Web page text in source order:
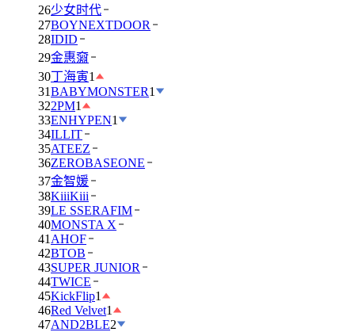
26少女时代
27BOYNEXTDOOR
28IDID
29金惠奫
30丁海寅1
31BABYMONSTER1
322PM1
33ENHYPEN1
34ILLIT
35ATEEZ
36ZEROBASEONE
37金智媛
38KiiiKiii
39LE SSERAFIM
40MONSTA X
41 AHOF
42BTOB
43SUPER JUNIOR
44TWICE
45KickFlip1
46Red Velvet1
47AND2BLE2